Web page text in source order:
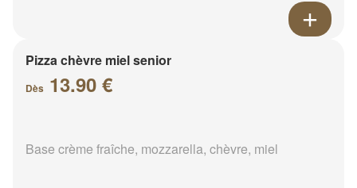
Pizza chèvre miel senior
Dès 13.90 €
Base crème fraîche, mozzarella, chèvre, miel